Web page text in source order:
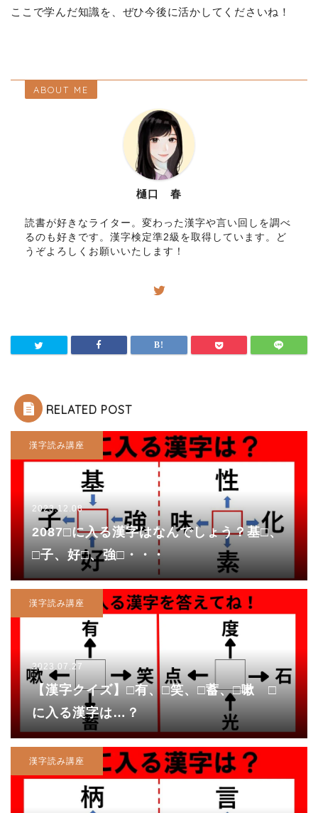
ここで学んだ知識を、ぜひ今後に活かしてくださいね！
ABOUT ME
樋口 春
読書が好きなライター。変わった漢字や言い回しを調べ
るのも好きです。漢字検定準2級を取得しています。ど
うぞよろしくお願いいたします！
RELATED POST
漢字読み講座
2023.12.08
2087□に入る漢字はなんでしょう？基□、
□子、好□、強□・・・
漢字読み講座
2023.07.27
【漢字クイズ】□有、□笑、□蓄、□嗽 □
に入る漢字は…？
漢字読み講座